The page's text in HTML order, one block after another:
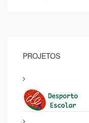
PROJETOS